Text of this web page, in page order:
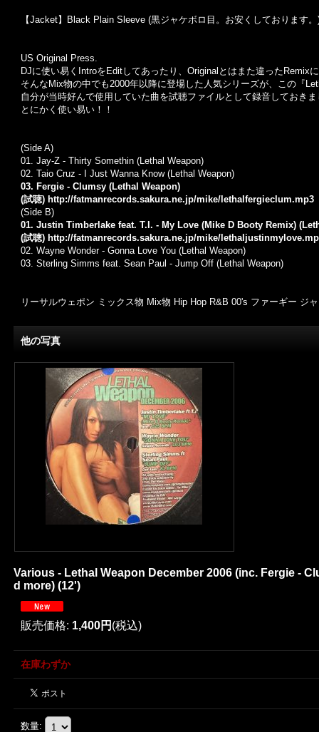
【Jacket】Black Plain Sleeve (黒ジャケボロ目。お安くしております。
US Original Press.
DJに使い易く Introを Editしてあったり、 Original とはまた違った Remix
そんな Mix物の中でも2000年以降に登場した人気シリーズが、この『
自分が当時好んで使用していた曲を試聴ファイルとして録音しておき
とにかく使い易い！！
(Side A)
01. Jay-Z - Thirty Somethin (Lethal Weapon)
02. Taio Cruz - I Just Wanna Know (Lethal Weapon)
03. Fergie - Clumsy (Lethal Weapon)
(試聴) http://fatmanrecords.sakura.ne.jp/mike/lethalfergieclum.mp3
(Side B)
01. Justin Timberlake feat. T.I. - My Love (Mike D Booty Remix)
(試聴) http://fatmanrecords.sakura.ne.jp/mike/
02. Wayne Wonder - Gonna Love You (Lethal Weapon)
03. Sterling Simms feat. Sean Paul - Jump Off (Lethal Weapon)
リーサルウェポン ミックス物 Mix物 Hip Hop R&B 00's ファーギー ジ
他の写真
Various - Lethal Weapon December 2006 (inc. Fergie -
d more) (12')
販売価格: 1,400円 (税込)
在庫わずか
数量: